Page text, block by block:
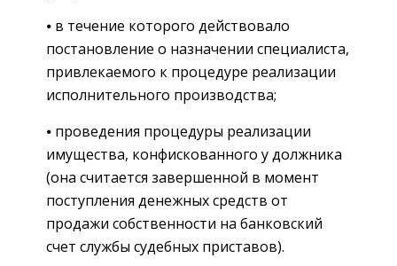
⦁ в течение которого действовало
постановление о назначении специалиста,
привлекаемого к процедуре реализации
исполнительного производства;
⦁ проведения процедуры реализации
имущества, конфискованного у должника
(она считается завершенной в момент
поступления денежных средств от
продажи собственности на банковский
счет службы судебных приставов).